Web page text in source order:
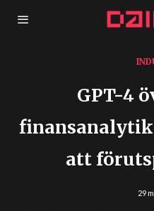
GPT-4
att
29